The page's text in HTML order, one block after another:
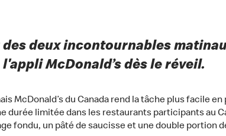
deux incontournables
McDonald’s dès le réveil.
McDonald’s du Canada rend la tâche plus facile en
durée limitée dans les restaurants participants au
fondu, un pâté de saucisse et une double portion